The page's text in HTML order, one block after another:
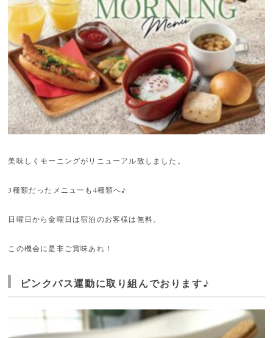
美味しくモーニングがリニューアル致しました。
3種類だったメニューも4種類へ♪
日曜日から金曜日は宿泊のお客様は無料。
この機会に是非ご賞味あれ！
ピンクバス運動に取り組んでおります♪